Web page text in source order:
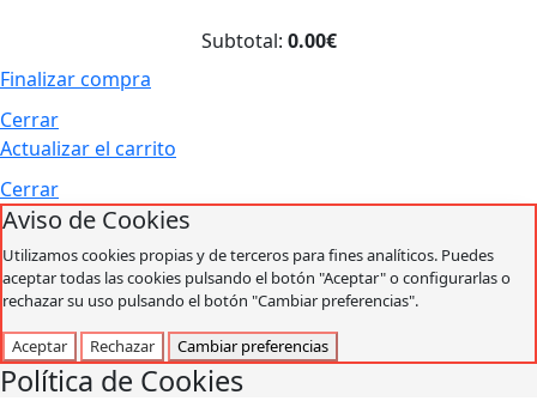
Subtotal: 0.00€
Finalizar compra
Cerrar
Actualizar el carrito
Cerrar
Aviso de Cookies
Utilizamos cookies propias y de terceros para fines analíticos. Puedes
aceptar todas las cookies pulsando el botón "Aceptar" o configurarlas o
rechazar su uso pulsando el botón "Cambiar preferencias".
Aceptar Rechazar Cambiar preferencias
Política de Cookies